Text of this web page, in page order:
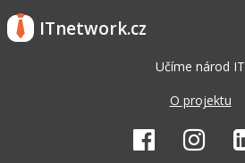
ITnetwork.cz
Učíme národ IT
O projektu